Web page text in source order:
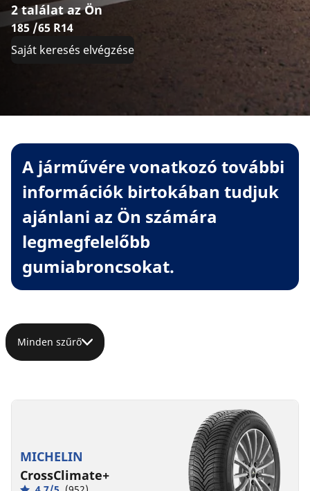
2 találat az Ön
185 /65 R14
Saját keresés elvégzése
A járművére vonatkozó további
információk birtokában tudjuk
ajánlani az Ön számára
legmegfelelőbb
gumiabroncsokat.
Minden szűrő
MICHELIN
CrossClimate+